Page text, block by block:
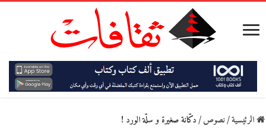
الرئيسية/نصوص/دكّانة صغيرة و سلّة الورد !